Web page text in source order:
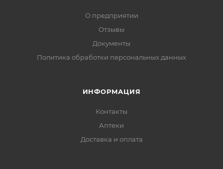
О предприятии
Отзывы
Документы
Политика обработки персональных данных
ИНФОРМАЦИЯ
Контакты
Аптеки
Доставка и оплата